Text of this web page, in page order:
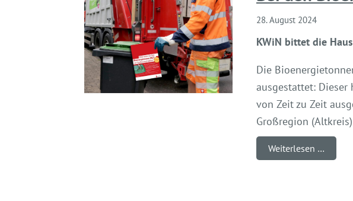
28. August 2024
KWiN bittet die
Die
ausgestattet: Dieser
von Zeit zu Zeit
Großregion
Weiterlesen …